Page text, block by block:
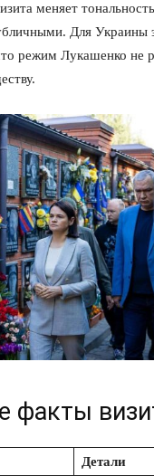
меняет
Для Украины
режим Лукашенко не
факты
Детали